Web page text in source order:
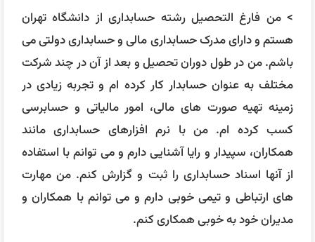
چرا به دنبال این شغل هستید؟
در پاسخ به این سوال باید انگیزه و علاقه خود به شغل
حسابداری را بیان کنید. همچنین می توانید به علایقی که به
کار در این شرکت خاص دارید اشاره کنید. سعی کنید پاسخ
خود را با استناد به اطلاعاتی که در مورد شرکت و شغل مورد
نظر تحقیق کرده اید بدهید. برای مثال:
> من از کودکی علاقه زیادی به رشته حسابداری داشتم و
همیشه دوست داشتم که در این زمینه فعالیت کنم. من